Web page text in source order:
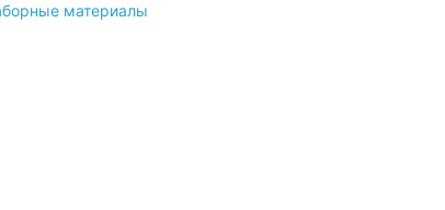
материалы